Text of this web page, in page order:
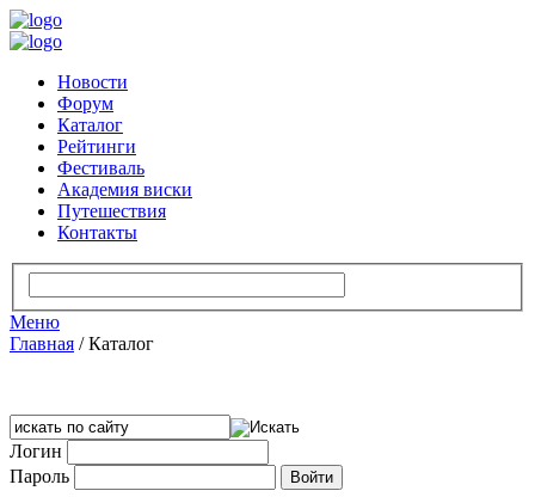
Новости
Форум
Каталог
Рейтинги
Фестиваль
Академия виски
Путешествия
Контакты
Меню
Главная /Каталог
Логин
Пароль